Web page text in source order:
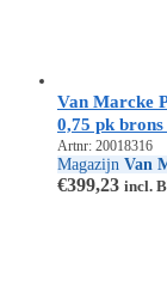
Van Marcke
0,75 pk
Artnr: 20018316
Magazijn Van
€399,23 incl.